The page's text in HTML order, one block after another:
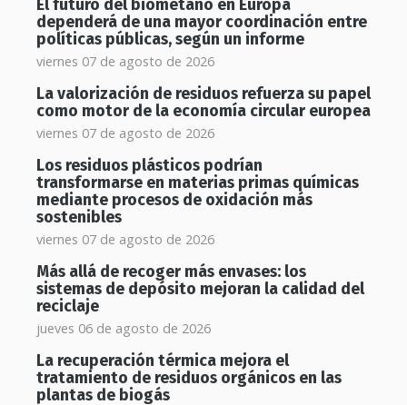
El futuro del biometano en Europa
dependerá de una mayor coordinación entre
políticas públicas, según un informe
viernes 07 de agosto de 2026
La valorización de residuos refuerza su papel
como motor de la economía circular europea
viernes 07 de agosto de 2026
Los residuos plásticos podrían
transformarse en materias primas químicas
mediante procesos de oxidación más
sostenibles
viernes 07 de agosto de 2026
Más allá de recoger más envases: los
sistemas de depósito mejoran la calidad del
reciclaje
jueves 06 de agosto de 2026
La recuperación térmica mejora el
tratamiento de residuos orgánicos en las
plantas de biogás